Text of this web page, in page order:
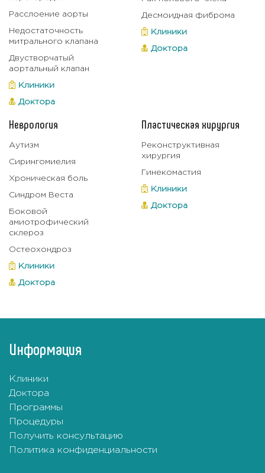
Расслоение аорты
Недостаточность
митрального клапана
Двустворчатый
аортальный клапан
Клиники
Доктора
Десмоидная фиброма
Клиники
Доктора
Неврология
Аутизм
Сирингомиелия
Хроническая боль
Синдром Веста
Боковой
амиотрофический
склероз
Остеохондроз
Клиники
Доктора
Пластическая хирургия
Реконструктивная
хирургия
Гинекомастия
Клиники
Доктора
Информация
Клиники
Доктора
Программы
Процедуры
Получить консультацию
Политика конфиденциальности